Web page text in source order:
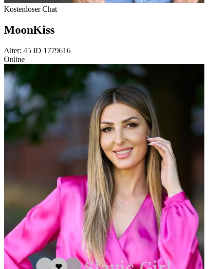
Kostenloser Chat
MoonKiss
Alter: 45 ID 1779616
Online